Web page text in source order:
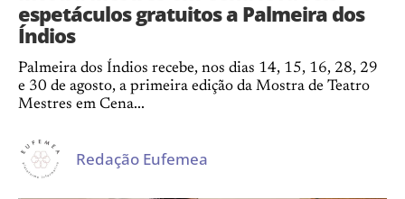
espetáculos gratuitos a Palmeira dos
Índios
Palmeira dos Índios recebe, nos dias 14, 15, 16, 28, 29
e 30 de agosto, a primeira edição da Mostra de Teatro
Mestres em Cena...
Redação Eufemea